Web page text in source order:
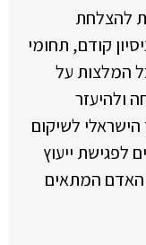
להצלחת
קודם, תחומי
המלצות על
ולהיעזר
לשיקום
לפגישת ייעוץ
האדם המתאים